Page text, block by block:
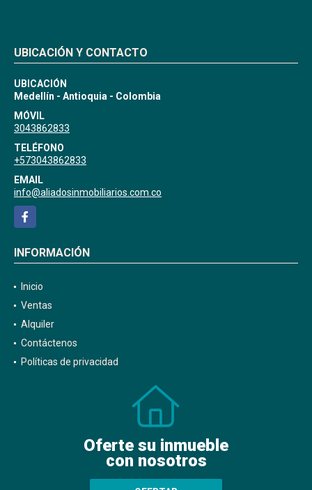
UBICACIÓN Y CONTACTO
UBICACIÓN
Medellín - Antioquia - Colombia
MÓVIL
3043862833
TELÉFONO
+573043862833
EMAIL
info@aliadosinmobiliarios.com.co
Facebook
INFORMACIÓN
Inicio
Ventas
Alquiler
Contáctenos
Políticas de privacidad
Oferte su inmueble
con nosotros